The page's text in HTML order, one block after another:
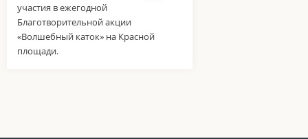
участия в ежегодной
Благотворительной акции
«Волшебный каток» на Красной
площади.